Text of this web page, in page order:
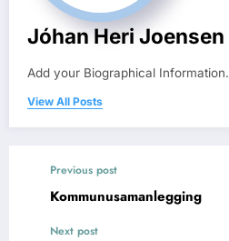
Jóhan Heri Joensen
Add your Biographical Information.
View All Posts
Previous post
Kommunusamanlegging
Next post